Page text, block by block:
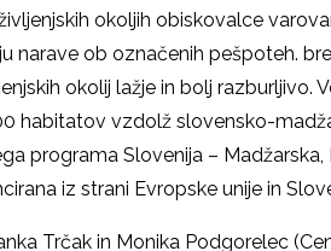
okoljih obiskovalce
narave ob označenih pešpoteh.
okolij lažje in bolj razburljivo.
habitatov vzdolž slovensko-
programa Slovenija –
iz strani Evropske unije in
Trčak in Monika Podgorelec